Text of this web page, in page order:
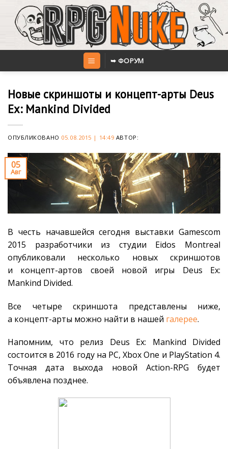
content
➥ ФОРУМ
Новые скриншоты и концепт-арты Deus
Ex: Mankind Divided
ОПУБЛИКОВАНО 05.08.2015 | 14:49 АВТОР:
05
Авг
В честь начавшейся сегодня выставки Gamescom
2015 разработчики из студии Eidos Montreal
опубликовали несколько новых скриншотов
и концепт-артов своей новой игры Deus Ex:
Mankind Divided.
Все четыре скриншота представлены ниже,
а концепт-арты можно найти в нашей галерее.
Напомним, что релиз Deus Ex: Mankind Divided
состоится в 2016 году на PC, Xbox One и PlayStation 4.
Точная дата выхода новой Action-RPG будет
объявлена позднее.